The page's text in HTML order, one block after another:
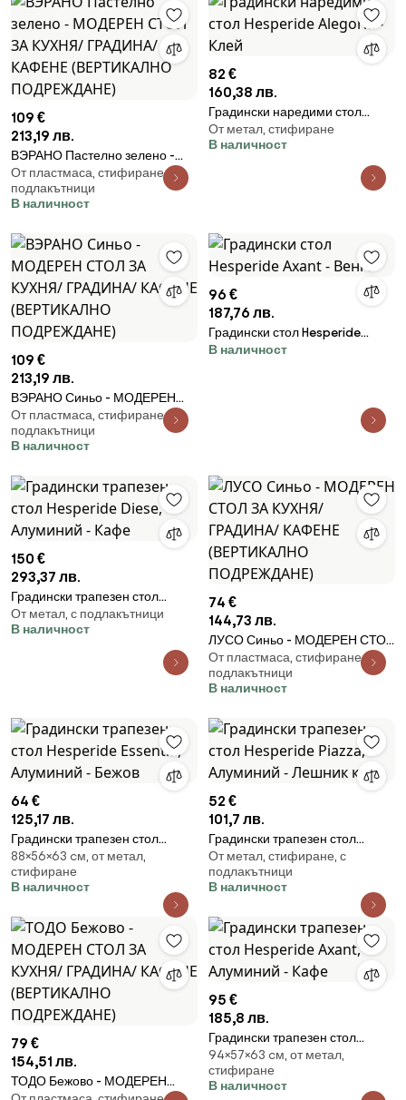
109 €
213,19 лв.
ВЭРАНО Пастелно зелено -
МОДЕРЕН СТОЛ ЗА КУХНЯ/
ГРАДИНА/ КАФЕНЕ
(ВЕРТИКАЛНО ПОДРЕЖДАНЕ)
От пластмаса, стифиране, с
подлакътници
В наличност
82 €
160,38 лв.
Градински наредими стол
Hesperide Alegoria - Клей
От метал, стифиране
В наличност
109 €
213,19 лв.
ВЭРАНО Синьо - МОДЕРЕН
СТОЛ ЗА КУХНЯ/ ГРАДИНА/
КАФЕНЕ (ВЕРТИКАЛНО
ПОДРЕЖДАНЕ)
От пластмаса, стифиране, с
подлакътници
В наличност
96 €
187,76 лв.
Градински стол Hesperide
Axant - Венге
В наличност
150 €
293,37 лв.
Градински трапезен стол
Hesperide Diese, Алуминий -
Кафе
От метал, с подлакътници
В наличност
74 €
144,73 лв.
ЛУСО Синьо - МОДЕРЕН СТОЛ
ЗА КУХНЯ/ ГРАДИНА/ КАФЕНЕ
(ВЕРТИКАЛНО ПОДРЕЖДАНЕ)
От пластмаса, стифиране, с
подлакътници
В наличност
64 €
125,17 лв.
Градински трапезен стол
Hesperide Essentia, Алуминий -
Бежов
88×56×63 cм, от метал,
стифиране
В наличност
52 €
101,7 лв.
Градински трапезен стол
Hesperide Piazza, Алуминий -
Лешник кафе
От метал, стифиране, с
подлакътници
В наличност
79 €
154,51 лв.
ТОДО Бежово - МОДЕРЕН
95 €
185,8 лв.
Градински трапезен стол
Hesperide Axant, Алуминий -
Кафе
94×57×63 cм, от метал,
стифиране
В наличност